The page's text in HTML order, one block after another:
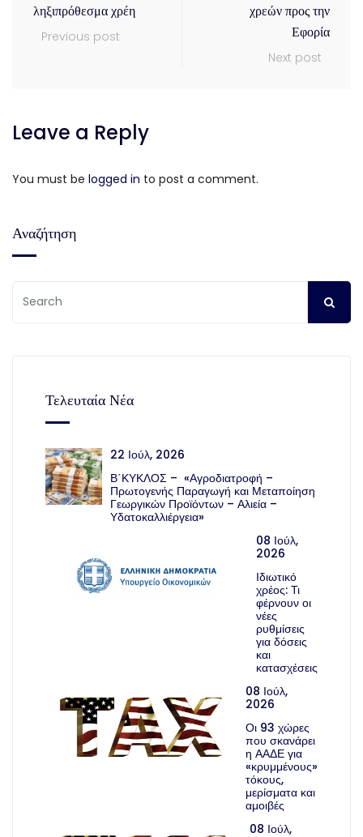
ληξιπρόθεσμα χρέη
Previous post
χρεών προς την
Εφορία
Next post
Leave a Reply
You must be logged in to post a comment.
Αναζήτηση
Τελευταία Νέα
22 Ιούλ, 2026
Β΄ΚΥΚΛΟΣ – «Αγροδιατροφή –
Πρωτογενής Παραγωγή και Μεταποίηση
Γεωργικών Προϊόντων – Αλιεία –
Υδατοκαλλιέργεια»
08 Ιούλ,
2026
Ιδιωτικό
χρέος: Τι
φέρνουν οι
νέες
ρυθμίσεις
για δόσεις
και
κατασχέσεις
08 Ιούλ,
2026
Οι 93 χώρες
που σκανάρει
η ΑΑΔΕ για
«κρυμμένους»
τόκους,
μερίσματα και
αμοιβές
08 Ιούλ,